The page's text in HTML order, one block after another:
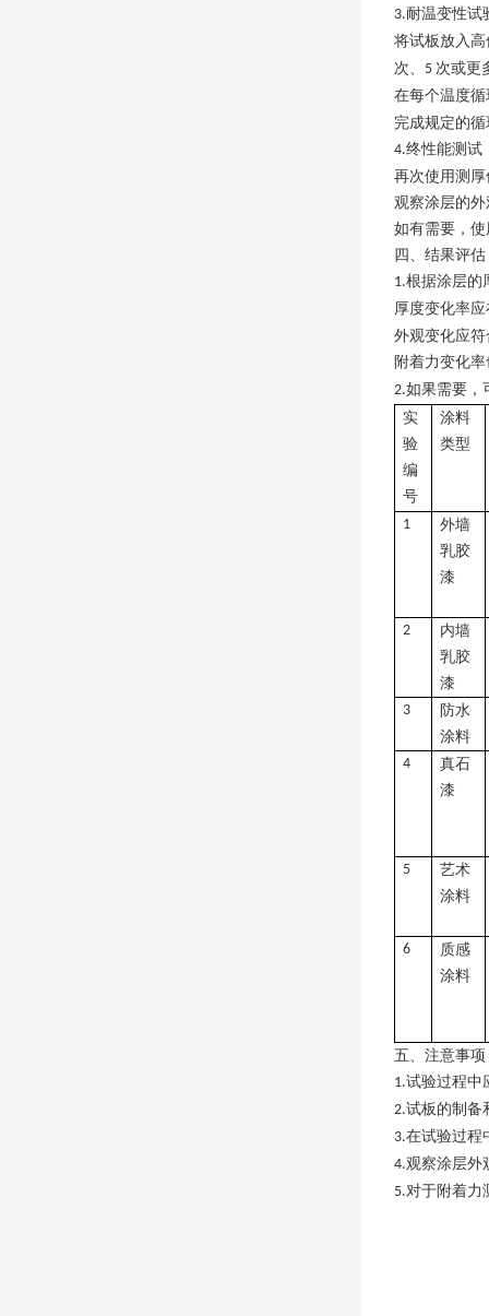
3.耐温变性试
将试板放入
次、 5 次或更
在每个温度
完成规定的
4.终性能测试
再次使用测
观察涂层的
如有需要，
四、结果评估
1.根据涂层的
厚度变化率
外观变化应
附着力变化
2.如果需要，
实
验
编
号
涂料
类型
1
外墙
乳胶
漆
2
内墙
乳胶
漆
3
防水
涂料
4
真石
漆
5
艺术
涂料
6
质感
涂料
五、注意事项
1.试验过程中
2.试板的制备
3.在试验过程
4.观察涂层外
5.对于附着力